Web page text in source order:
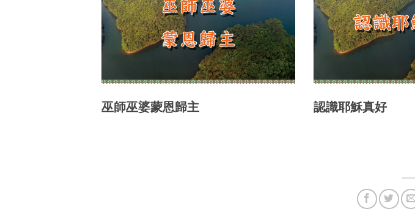
巫師巫婆蒙恩歸主 認識耶穌真好